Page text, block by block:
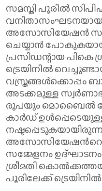
സമസ്തി പൂരിൽ
വനിതാസംഘടനയായ
അസോസിയേഷൻ
ചെയ്യാൻ
പ്രസിഡന്റായ പികെ
ട്രെയിനിൽ
വസ്ത്രങ്ങൾക്കൊപ്പം
അടക്കമുള്ള
രൂപയും മൊബൈൽ
കാർഡ്
അസോസിയേഷന്‍റെ
സമ്മേളനം
ശ്രീമതി
പൂരിലേക്ക്